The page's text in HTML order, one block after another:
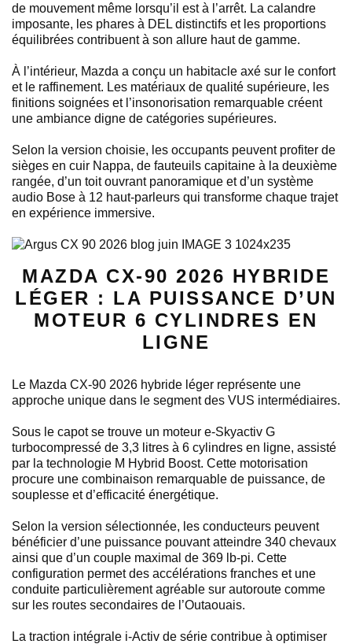
de mouvement même lorsqu’il est à l’arrêt. La calandre
imposante, les phares à DEL distinctifs et les proportions
équilibrées contribuent à son allure haut de gamme.
À l’intérieur, Mazda a conçu un habitacle axé sur le confort
et le raffinement. Les matériaux de qualité supérieure, les
finitions soignées et l’insonorisation remarquable créent
une ambiance digne de catégories supérieures.
Selon la version choisie, les occupants peuvent profiter de
sièges en cuir Nappa, de fauteuils capitaine à la deuxième
rangée, d’un toit ouvrant panoramique et d’un système
audio Bose à 12 haut-parleurs qui transforme chaque trajet
en expérience immersive.
MAZDA CX-90 2026 HYBRIDE
LÉGER : LA PUISSANCE D’UN
MOTEUR 6 CYLINDRES EN
LIGNE
Le Mazda CX-90 2026 hybride léger représente une
approche unique dans le segment des VUS intermédiaires.
Sous le capot se trouve un moteur e-Skyactiv G
turbocompressé de 3,3 litres à 6 cylindres en ligne, assisté
par la technologie M Hybrid Boost. Cette motorisation
procure une combinaison remarquable de puissance, de
souplesse et d’efficacité énergétique.
Selon la version sélectionnée, les conducteurs peuvent
bénéficier d’une puissance pouvant atteindre 340 chevaux
ainsi que d’un couple maximal de 369 lb-pi. Cette
configuration permet des accélérations franches et une
conduite particulièrement agréable sur autoroute comme
sur les routes secondaires de l’Outaouais.
La traction intégrale i-Activ de série contribue à optimiser